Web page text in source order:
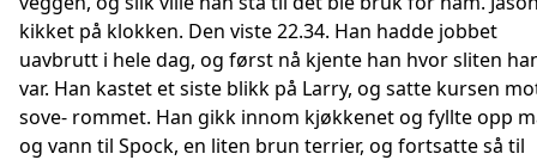
kikket på klokken. Den viste 22.34. Han hadde jobbet
uavbrutt i hele dag, og først nå kjente han hvor sliten
var. Han kastet et siste blikk på Larry, og satte kursen
sove- rommet. Han gikk innom kjøkkenet og fyllte opp
og vann til Spock, en liten brun terrier, og fortsatte så til